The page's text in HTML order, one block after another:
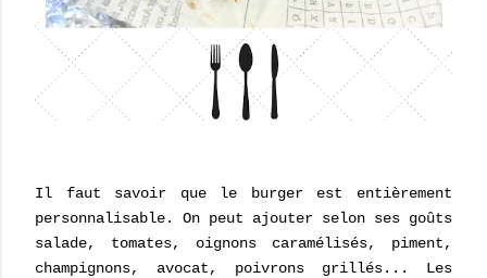
Il faut savoir que le burger est entièrement
personnalisable. On peut ajouter selon ses goûts
salade, tomates, oignons caramélisés, piment,
champignons, avocat, poivrons grillés... Les